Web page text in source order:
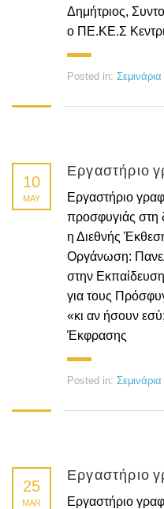
Δημήτριος,
ο ΠΕ.ΚΕ.Σ
Posted in: Σεμινάρια
10
MAY
Εργαστήριο
Εργαστήριο
προσφυγιάς στη
η Διεθνής
Οργάνωση:
στην
για τους
«κι αν ήσουν
Έκφρασης
Posted in: Σεμινάρια
25
MAR
Εργαστήριο
Εργαστήριο